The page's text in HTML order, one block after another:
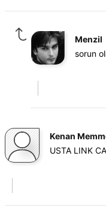
Menzil
sorun
Kenan
USTA LINK